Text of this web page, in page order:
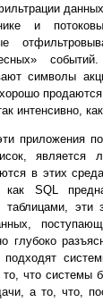
и
символы
интенсивно,
приложения
является
в этих
SQL
таблицами, эти
глубоко
подходят
что системы
а то, что,